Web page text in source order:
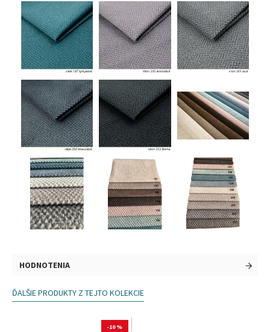
HODNOTENIA
ĎALŠIE PRODUKTY Z TEJTO KOLEKCIE
-10 %